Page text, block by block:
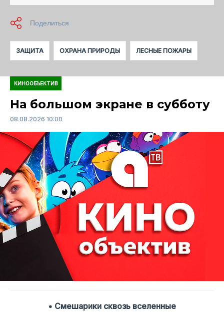
ЗАЩИТА ОХРАНА ПРИРОДЫ ЛЕСНЫЕ ПОЖАРЫ
КИНООБЪЕКТИВ
На большом экране в субботу
08.08.2026 10:00
• Смешарики сквозь вселенные